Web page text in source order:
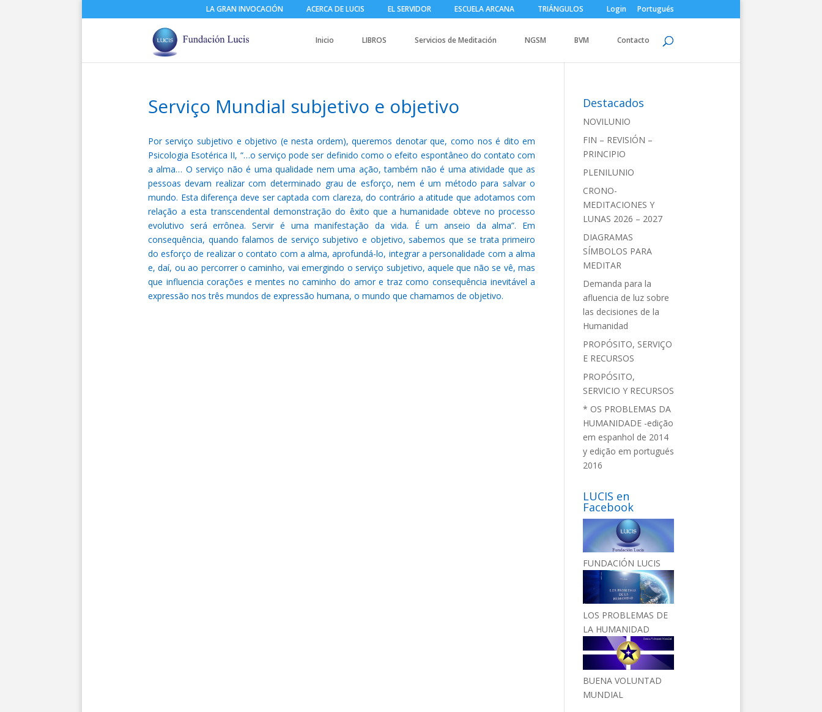
LA GRAN INVOCACIÓN ACERCA DE LUCIS EL SERVIDOR ESCUELA ARCANA TRIÁNGULOS Login Portugués
Inicio LIBROS Servicios de Meditación NGSM BVM Contacto
Serviço Mundial subjetivo e objetivo
Por serviço subjetivo e objetivo (e nesta ordem), queremos denotar que, como nos é dito em
Psicologia Esotérica II, “…o serviço pode ser definido como o efeito espontâneo do contato com
a alma… O serviço não é uma qualidade nem uma ação, também não é uma atividade que as
pessoas devam realizar com determinado grau de esforço, nem é um método para salvar o
mundo. Esta diferença deve ser captada com clareza, do contrário a atitude que adotamos com
relação a esta transcendental demonstração do êxito que a humanidade obteve no processo
evolutivo será errônea. Servir é uma manifestação da vida. É um anseio da alma”. Em
consequência, quando falamos de serviço subjetivo e objetivo, sabemos que se trata primeiro
do esforço de realizar o contato com a alma, aprofundá-lo, integrar a personalidade com a alma
e, daí, ou ao percorrer o caminho, vai emergindo o serviço subjetivo, aquele que não se vê, mas
que influencia corações e mentes no caminho do amor e traz como consequência inevitável a
expressão nos três mundos de expressão humana, o mundo que chamamos de objetivo.
Destacados
NOVILUNIO
FIN – REVISIÓN –
PRINCIPIO
PLENILUNIO
CRONO-
MEDITACIONES Y
LUNAS 2026 – 2027
DIAGRAMAS
SÍMBOLOS PARA
MEDITAR
Demanda para la
afluencia de luz sobre
las decisiones de la
Humanidad
PROPÓSITO, SERVIÇO
E RECURSOS
PROPÓSITO,
SERVICIO Y RECURSOS
* OS PROBLEMAS DA
HUMANIDADE -edição
em espanhol de 2014
y edição em portugués
2016
LUCIS en
Facebook
FUNDACIÓN LUCIS
LOS PROBLEMAS DE
LA HUMANIDAD
BUENA VOLUNTAD
MUNDIAL